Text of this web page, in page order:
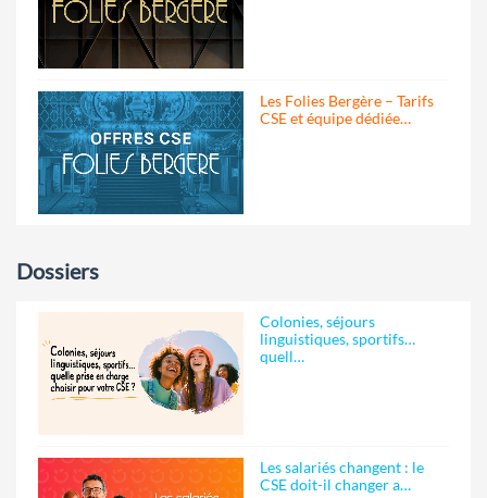
Les Folies Bergère – Tarifs
CSE et équipe dédiée…
Dossiers
Colonies, séjours
linguistiques, sportifs…
quell…
Les salariés changent : le
CSE doit-il changer a…